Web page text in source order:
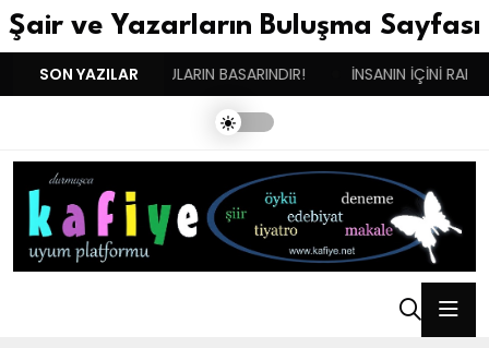
Şair ve Yazarların Buluşma Sayfası
SON YAZILARDUYGULARIN BASARINDIR! İNSANIN İÇİNİ